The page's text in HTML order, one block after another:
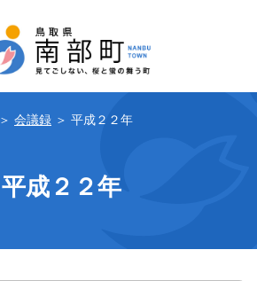
＞ 会議録 ＞ 平成２２年
平成２２年